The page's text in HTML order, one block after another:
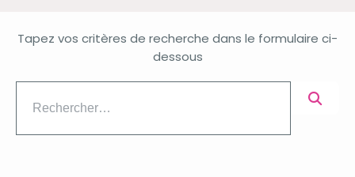
Tapez vos critères de recherche dans le formulaire ci-
dessous